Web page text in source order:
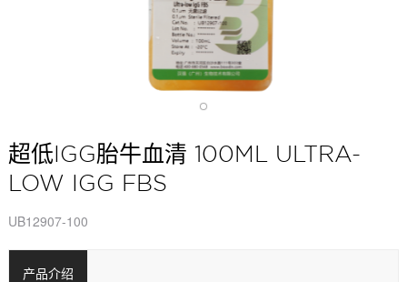
超低IGG胎牛血清 100ML ULTRA-
LOW IGG FBS
UB12907-100
产品介绍